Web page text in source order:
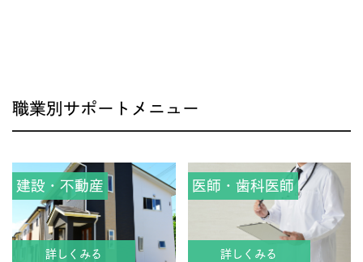
職業別サポートメニュー
建設・不動産
詳しくみる
医師・歯科医師
詳しくみる